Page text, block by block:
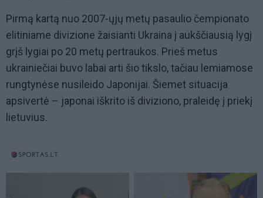
Pirmą kartą nuo 2007-ųjų metų pasaulio čempionato
elitiniame divizione žaisianti Ukraina į aukščiausią lygį
grįš lygiai po 20 metų pertraukos. Prieš metus
ukrainiečiai buvo labai arti šio tikslo, tačiau lemiamose
rungtynėse nusileido Japonijai. Šiemet situacija
apsivertė – japonai iškrito iš diviziono, praleidę į priekį
lietuvius.